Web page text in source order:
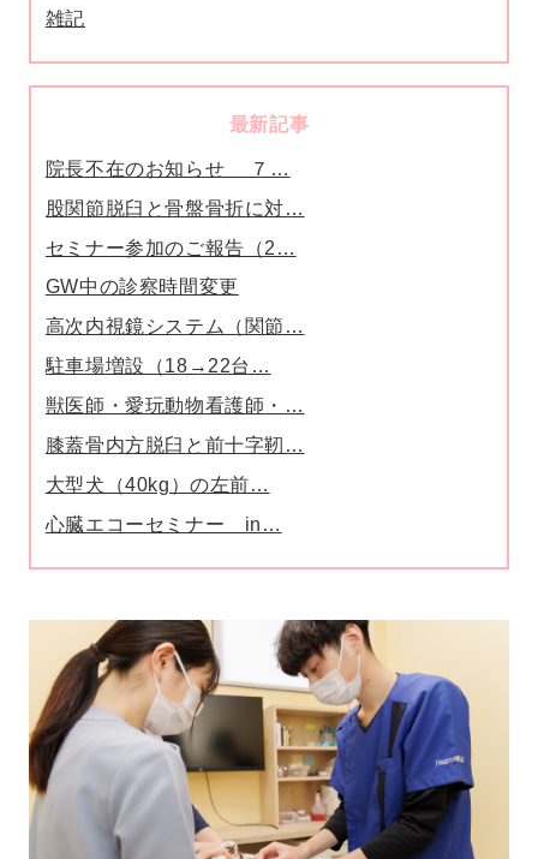
雑記
最新記事
院長不在のお知らせ ７…
股関節脱臼と骨盤骨折に対…
セミナー参加のご報告（2…
GW中の診察時間変更
高次内視鏡システム（関節…
駐車場増設（18→22台…
獣医師・愛玩動物看護師・…
膝蓋骨内方脱臼と前十字靭…
大型犬（40kg）の左前…
心臓エコーセミナー in…